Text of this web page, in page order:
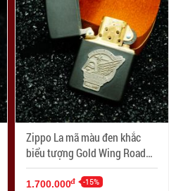
Zippo La mã màu đen khắc
biểu tượng Gold Wing Road
Riders
1.700.000đ -15%